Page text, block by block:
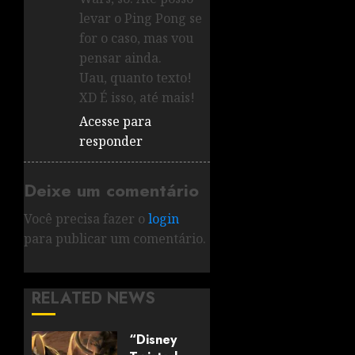
levar o Ping Pong se
for o caso, mas vou
pensar ainda.
Uau, quanto texto!
XD É isso, até mais!
Acesse para
responder
Deixe um comentário
Você precisa fazer o login
para publicar um comentário.
RELATED NEWS
“Disney